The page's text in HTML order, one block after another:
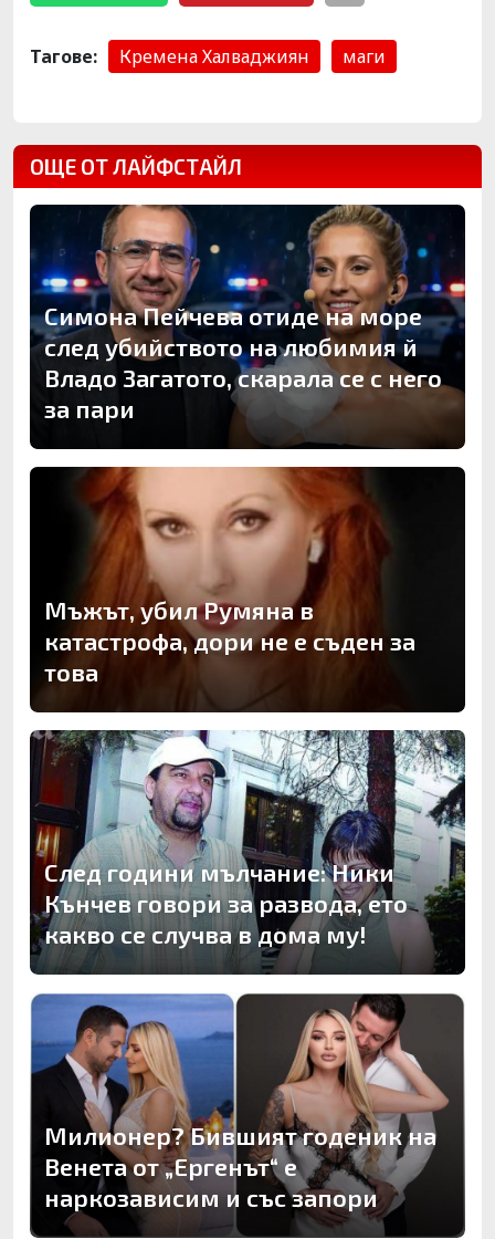
Тагове: Кремена Халваджиян маги
ОЩЕ ОТ ЛАЙФСТАЙЛ
Симона Пейчева отиде на море
след убийството на любимия й
Владо Загатото, скарала се с него
за пари
Мъжът, убил Румяна в
катастрофа, дори не е съден за
това
След години мълчание: Ники
Кънчев говори за развода, ето
какво се случва в дома му!
Милионер? Бившият годеник на
Венета от „Ергенът“ е
наркозависим и със запори